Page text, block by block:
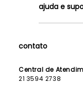
Lojas
Lista
ajuda e
contato
Central de
21 3594 2738